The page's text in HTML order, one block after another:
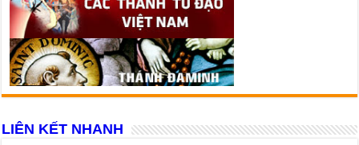
LIÊN KẾT NHANH